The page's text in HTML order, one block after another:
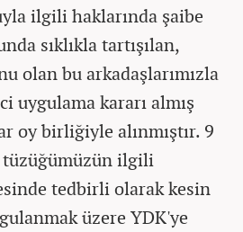
ilgili haklarında şaibe
sıklıkla tartışılan,
olan bu arkadaşlarımızla
kararı almış
oy birliğiyle alınmıştır. 9
tüzüğümüzün ilgili
tedbirli olarak kesin
üzere YDK'ye